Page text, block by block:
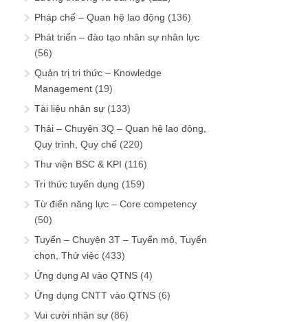
Pháp chế – Quan hệ lao động (136)
Phát triển – đào tạo nhân sự nhân lực
(56)
Quản trị tri thức – Knowledge
Management (19)
Tài liệu nhân sự (133)
Thải – Chuyện 3Q – Quan hệ lao động,
Quy trình, Quy chế (220)
Thư viện BSC & KPI (116)
Tri thức tuyển dụng (159)
Từ điển năng lực – Core competency
(50)
Tuyển – Chuyện 3T – Tuyển mộ, Tuyển
chọn, Thử việc (433)
Ứng dụng AI vào QTNS (4)
Ứng dụng CNTT vào QTNS (6)
Vui cười nhân sự (86)